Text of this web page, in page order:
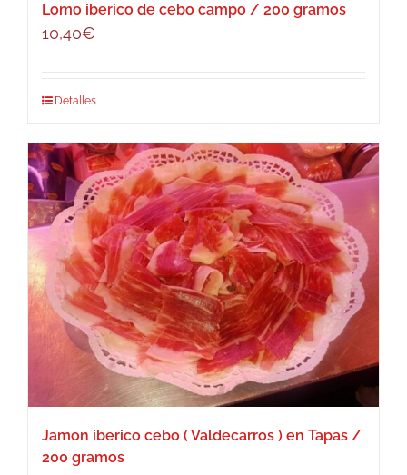
Lomo iberico de cebo campo / 200 gramos
10,40€
Detalles
Jamon iberico cebo ( Valdecarros ) en Tapas /
200 gramos